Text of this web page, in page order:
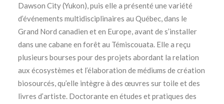
Dawson City (Yukon), puis elle a présenté une variété
d’événements multidisciplinaires au Québec, dans le
Grand Nord canadien et en Europe, avant de s’installer
dans une cabane en forêt au Témiscouata. Elle a reçu
plusieurs bourses pour des projets abordant la relation
aux écosystèmes et l’élaboration de médiums de création
biosourcés, qu’elle intègre à des œuvres sur toile et des
livres d’artiste. Doctorante en études et pratiques des